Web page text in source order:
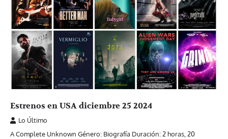
Estrenos en USA diciembre 25 2024
Lo Último
A Complete Unknown Género: Biografía Duración: 2 horas, 20